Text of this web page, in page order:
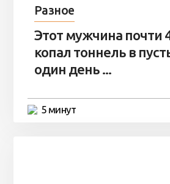
Разное
Этот мужчина почти
копал тоннель в
один день ...
5 минут